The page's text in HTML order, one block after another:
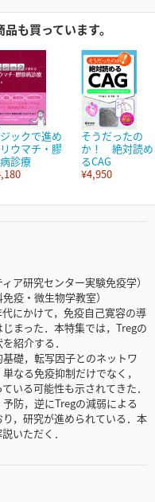
も買っています。
ックで進め
ウマチ・膠
診療
そうだったの
か！ 絶対読め
るCAG
¥4,950
ア研究センター実験免疫学）
疫・微生物学教室）
にかけて，免疫自己寛容の導
まった．本特集では，Tregの
紹介する．
礎，転写因子とのネットワ
なる免疫抑制だけでなく，
いる可能性も示されてきた．
防，逆にTregの減弱による
，研究が進められている．本
いただく．